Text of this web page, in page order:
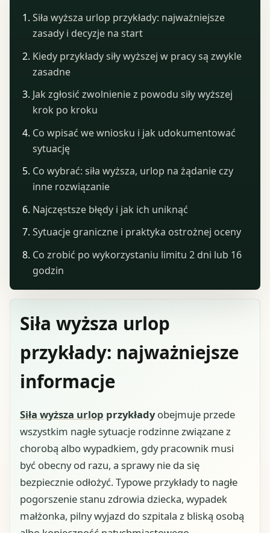
Siła wyższa urlop
przykłady: najważniejsze
informacje
Siła wyższa urlop przykładyobejmuje przede
wszystkim nagłe sytuacje rodzinne związane z
chorobą albo wypadkiem, gdy pracownik musi
być obecny od razu, a sprawy nie da się
bezpiecznie odłożyć. Typowe przykłady to nagłe
pogorszenie stanu zdrowia dziecka, wypadek
małżonka, pilny wyjazd do szpitala z bliską osobą
Siła wyższa urlop przykłady: najważniejsze
zasady i decyzje na start
Kiedy przykłady siły wyższej w pracy są zwykle
zasadne
Jak zgłosić zwolnienie z powodu siły wyższej
krok po kroku
Co wpisać we wniosku i jak udokumentować
sytuację
Co wybrać: siła wyższa, urlop na żądanie czy
inne rozwiązanie
Najczęstsze błędy i jak ich uniknąć
Sytuacje graniczne i praktyka ostrożnej oceny
Co zrobić po wykorzystaniu limitu 2 dni lub 16
godzin